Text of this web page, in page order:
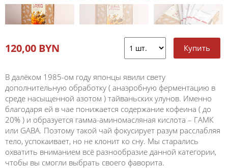
120,00 BYN
В далёком 1985-ом году японцы явили свету
дополнительную обработку ( анаэробную ферментацию в
среде насыщенной азотом ) тайваньских улунов. Именно
благодаря ей в чае понижается содержание кофеина ( до
20% ) и образуется гамма-аминомасляная кислота – ГАМК
или GABA. Поэтому такой чай фокусирует разум расслабляя
тело, успокаивает, но не клонит ко сну. Мы старались
охватить вниманием всё разнообразие данной категории,
чтобы вы смогли выбрать своего фаворита.